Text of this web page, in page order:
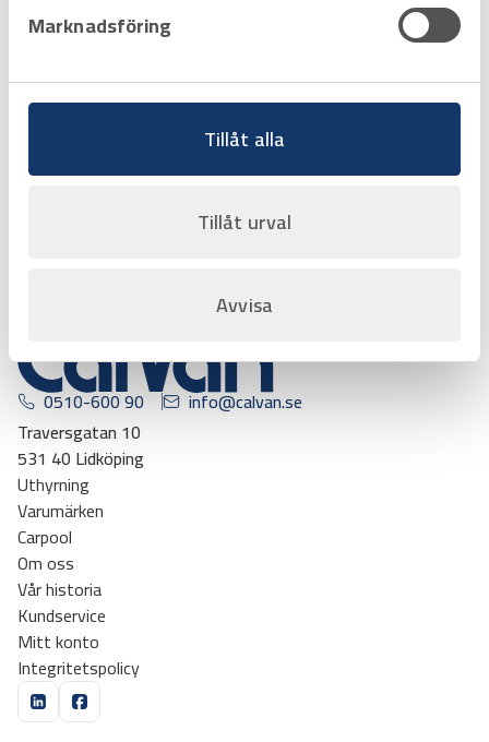
Marknadsföring
Tillåt alla
Tillåt urval
Avvisa
0510-600 90
info@calvan.se
Traversgatan 10
531 40 Lidköping
Uthyrning
Varumärken
Carpool
Om oss
Vår historia
Kundservice
Mitt konto
Integritetspolicy